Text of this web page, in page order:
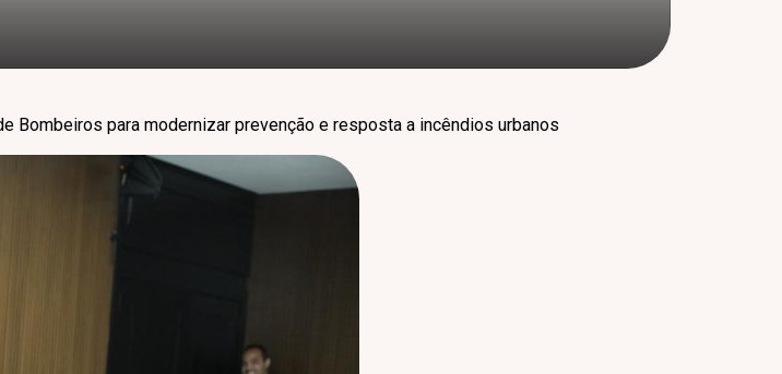
Bombeiros para modernizar prevenção e resposta a incêndios urbanos